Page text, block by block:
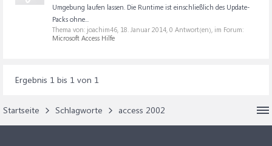
Umgebung laufen lassen. Die Runtime ist einschließlich des Update-
Packs ohne...
Thema von: joachim46, 18. Januar 2014, 0 Antwort(en), im Forum:
Microsoft Access Hilfe
Ergebnis 1 bis 1 von 1
Startseite Schlagworte access 2002